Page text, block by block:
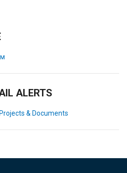
ALERTS
& Documents